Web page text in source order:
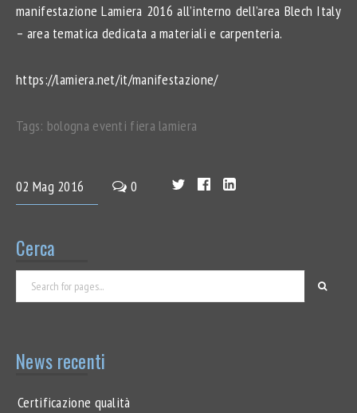
manifestazione Lamiera 2016 all’interno dell’area Blech Italy
– area tematica dedicata a materiali e carpenteria.
https://lamiera.net/it/manifestazione/
Tags: bologna eventi fiera lamiera
02 Mag 2016 0
Cerca
News recenti
Certificazione qualità